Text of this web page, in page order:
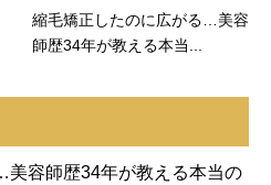
縮毛矯正したのに広がる…美容
師歴34年が教える本当...
容師歴34年が教える本当の